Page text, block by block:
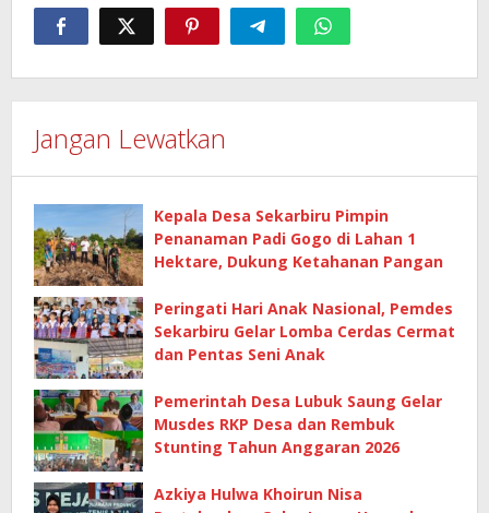
Jangan Lewatkan
Kepala Desa Sekarbiru Pimpin
Penanaman Padi Gogo di Lahan 1
Hektare, Dukung Ketahanan Pangan
Peringati Hari Anak Nasional, Pemdes
Sekarbiru Gelar Lomba Cerdas Cermat
dan Pentas Seni Anak
Pemerintah Desa Lubuk Saung Gelar
Musdes RKP Desa dan Rembuk
Stunting Tahun Anggaran 2026
Azkiya Hulwa Khoirun Nisa